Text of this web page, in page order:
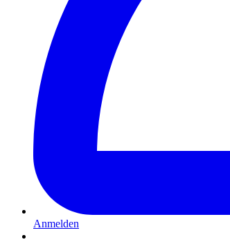
Anmelden